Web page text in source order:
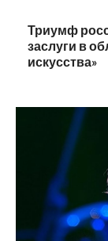
Триумф
заслуги в
искусства»